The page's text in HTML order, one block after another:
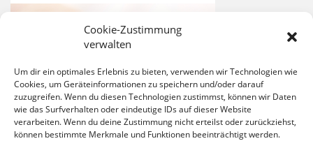
Cookie-Zustimmung
verwalten
Um dir ein optimales Erlebnis zu bieten, verwenden wir Technologien wie
Cookies, um Geräteinformationen zu speichern und/oder darauf
zuzugreifen. Wenn du diesen Technologien zustimmst, können wir Daten
wie das Surfverhalten oder eindeutige IDs auf dieser Website
verarbeiten. Wenn du deine Zustimmung nicht erteilst oder zurückziehst,
können bestimmte Merkmale und Funktionen beeinträchtigt werden.